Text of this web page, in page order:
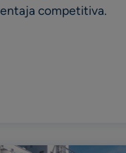
competitiva.